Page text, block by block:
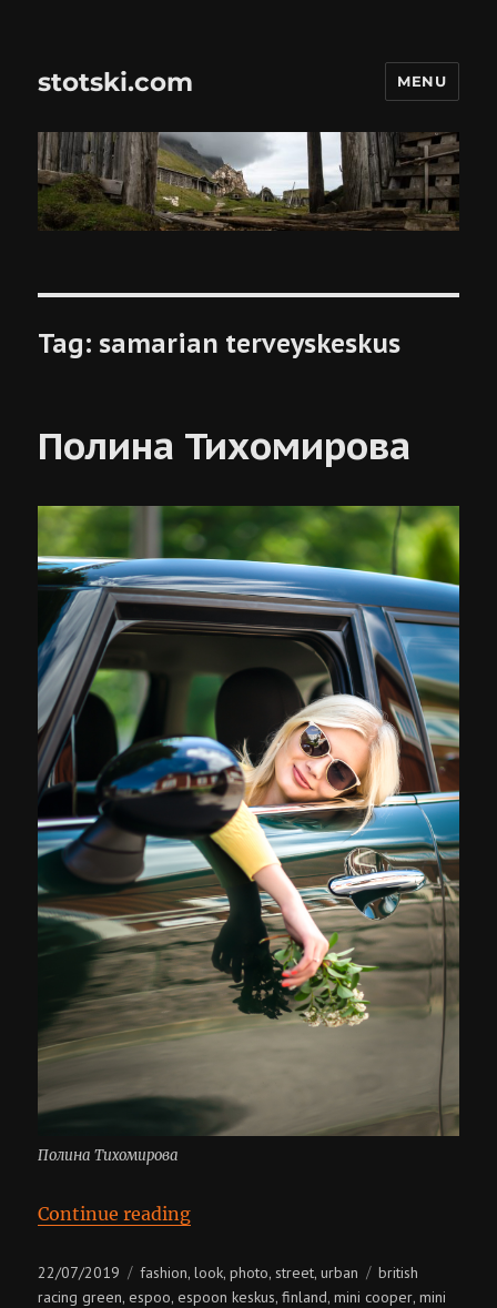
stotski.com MENU
Tag: samarian terveyskeskus
Полина Тихомирова
Полина Тихомирова
Continue reading“Полина Тихомирова”
Posted
on
22/07/2019 Categories
fashion,look,photo, street,urban Tags
british
racing green,espoo,espoon keskus,finland,mini cooper,mini